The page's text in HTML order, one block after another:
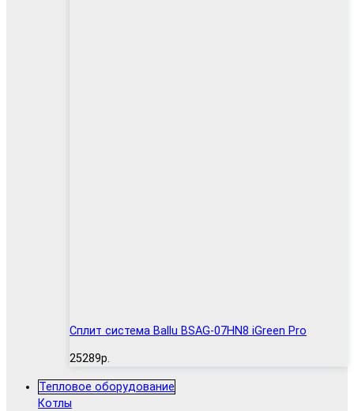
Сплит система Ballu BSAG-07HN8 iGreen Pro
25289р.
Тепловое оборудование
Котлы